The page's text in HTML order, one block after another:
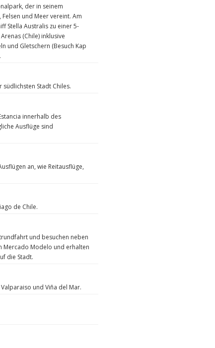
der in seinem
und Meer vereint. Am
Stella Australis zu einer 5-
(Chile) inklusive
und Gletschern (Besuch Kap
Stadt Chiles.
innerhalb des
Ausflüge sind
an, wie Reitausflüge,
de Chile.
und besuchen neben
Mercado Modelo und erhalten
die Stadt.
und Viña del Mar.